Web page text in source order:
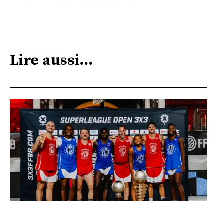
Lire aussi...